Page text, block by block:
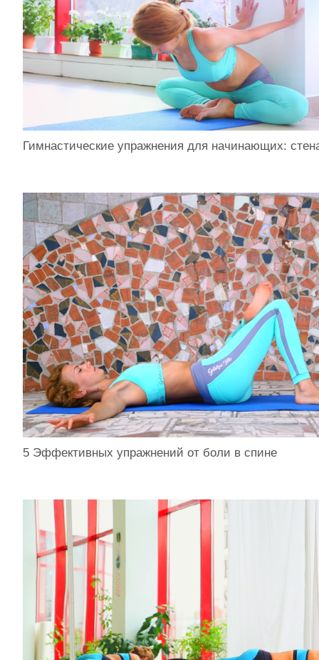
Гимнастические упражнения для начинающих:
5 Эффективных упражнений от боли в спине